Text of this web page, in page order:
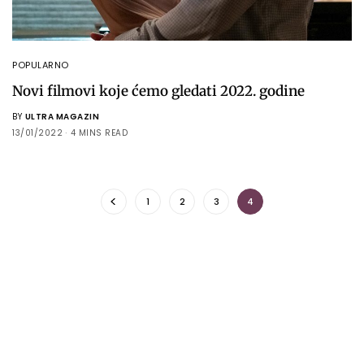
POPULARNO
Novi filmovi koje ćemo gledati 2022. godine
BY ULTRA MAGAZIN
13/01/2022
4 MINS READ
1 2 3 4